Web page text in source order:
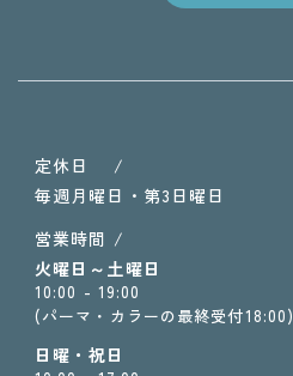
定休日 /
毎週月曜日・第3日曜日
営業時間 /
火曜日～土曜日
10:00 - 19:00
(パーマ・カラーの最終受付18:00)
日曜・祝日